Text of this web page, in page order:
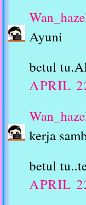
Ayuni
betul
APRIL
kerja
betul
APRIL